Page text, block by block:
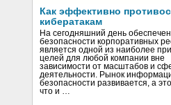
Как эффективно
кибератакам
На сегодняшний день
безопасности корпоративных
является одной из наиболее
целей для любой компании вне
зависимости от масштабов и
деятельности. Рынок
безопасности развивается, а
что и …